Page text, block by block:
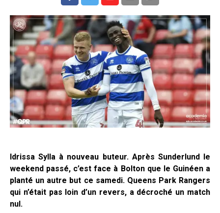
Idrissa Sylla à nouveau buteur. Après Sunderlund le
weekend passé, c’est face à Bolton que le Guinéen a
planté un autre but ce samedi. Queens Park Rangers
qui n’était pas loin d’un revers, a décroché un match
nul.